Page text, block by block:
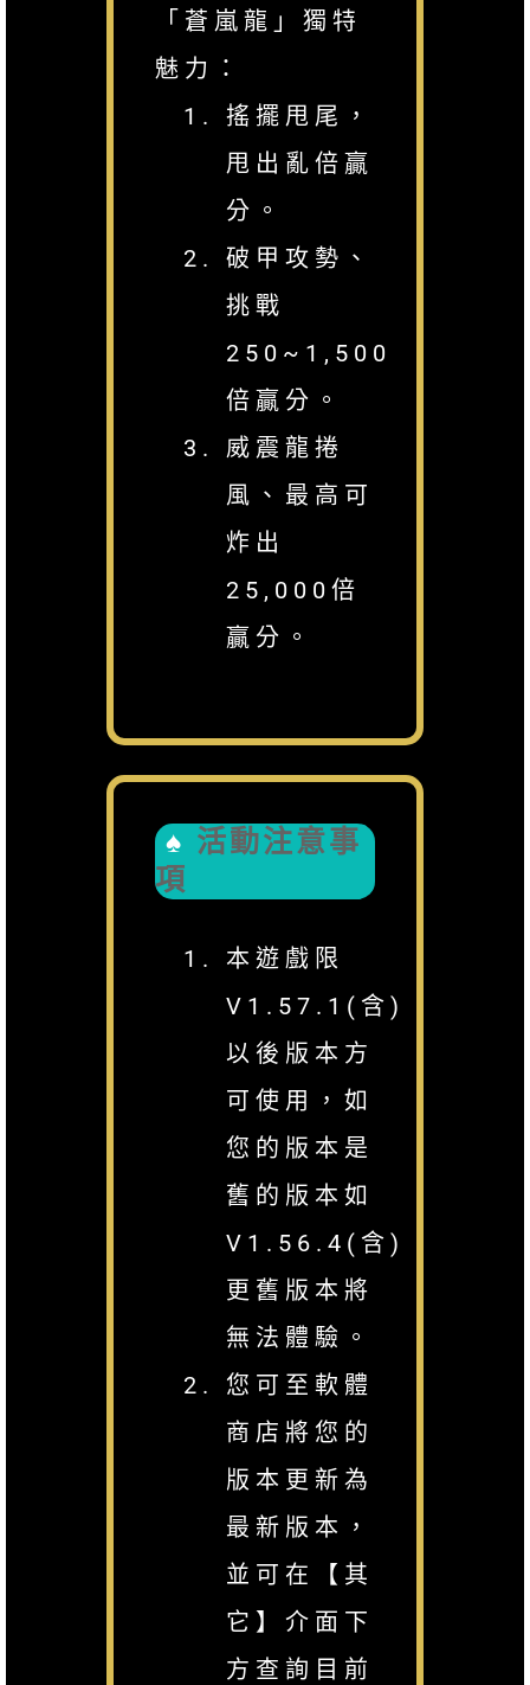
「蒼嵐龍」獨特
魅力：
搖擺甩尾，
甩出亂倍贏
分。
破甲攻勢、
挑戰
250~1,500
倍贏分。
威震龍捲
風、最高可
炸出
25,000倍
贏分。
活動注意事
項
本遊戲限
V1.57.1(含)
以後版本方
可使用，如
您的版本是
舊的版本如
V1.56.4(含)
更舊版本將
無法體驗。
您可至軟體
商店將您的
版本更新為
最新版本，
並可在【其
它】介面下
方查詢目前